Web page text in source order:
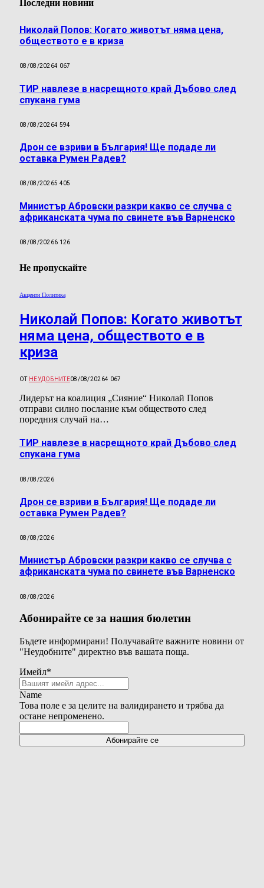
Последни новини
Николай Попов: Когато животът няма цена,
обществото е в криза
08/08/20264 067
ТИР навлезе в насрещното край Дъбово след
спукана гума
08/08/20264 594
Дрон се взриви в България! Ще подаде ли
оставка Румен Радев?
08/08/20265 405
Министър Абровски разкри какво се случва с
африканската чума по свинете във Варненско
08/08/20266 126
Не пропускайте
Акценти Политика
Николай Попов: Когато животът
няма цена, обществото е в
криза
ОТ НЕУДОБНИТЕ08/08/20264 067
Лидерът на коалиция „Сияние“ Николай Попов
отправи силно послание към обществото след
поредния случай на…
ТИР навлезе в насрещното край Дъбово след
спукана гума
08/08/2026
Дрон се взриви в България! Ще подаде ли
оставка Румен Радев?
08/08/2026
Министър Абровски разкри какво се случва с
африканската чума по свинете във Варненско
08/08/2026
Абонирайте се за нашия бюлетин
Бъдете информирани! Получавайте важните новини от
"Неудобните" директно във вашата поща.
Имейл*
Name
Това поле е за целите на валидирането и трябва да
остане непроменено.